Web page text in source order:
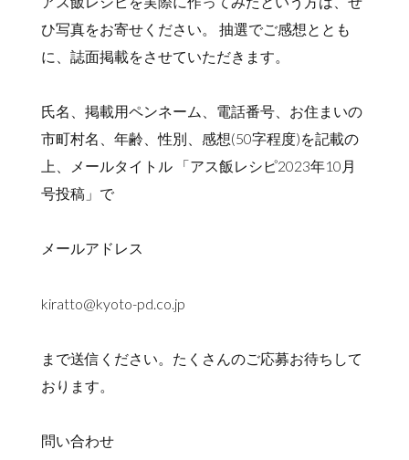
ひ写真をお寄せください。 抽選でご感想ととも
に、誌面掲載をさせていただきます。
氏名、掲載用ペンネーム、電話番号、お住まいの
市町村名、年齢、性別、感想(50字程度)を記載の
上、メールタイトル 「アス飯レシピ2023年10月
号投稿」で
メールアドレス
kiratto@kyoto-pd.co.jp
まで送信ください。たくさんのご応募お待ちして
おります。
問い合わせ